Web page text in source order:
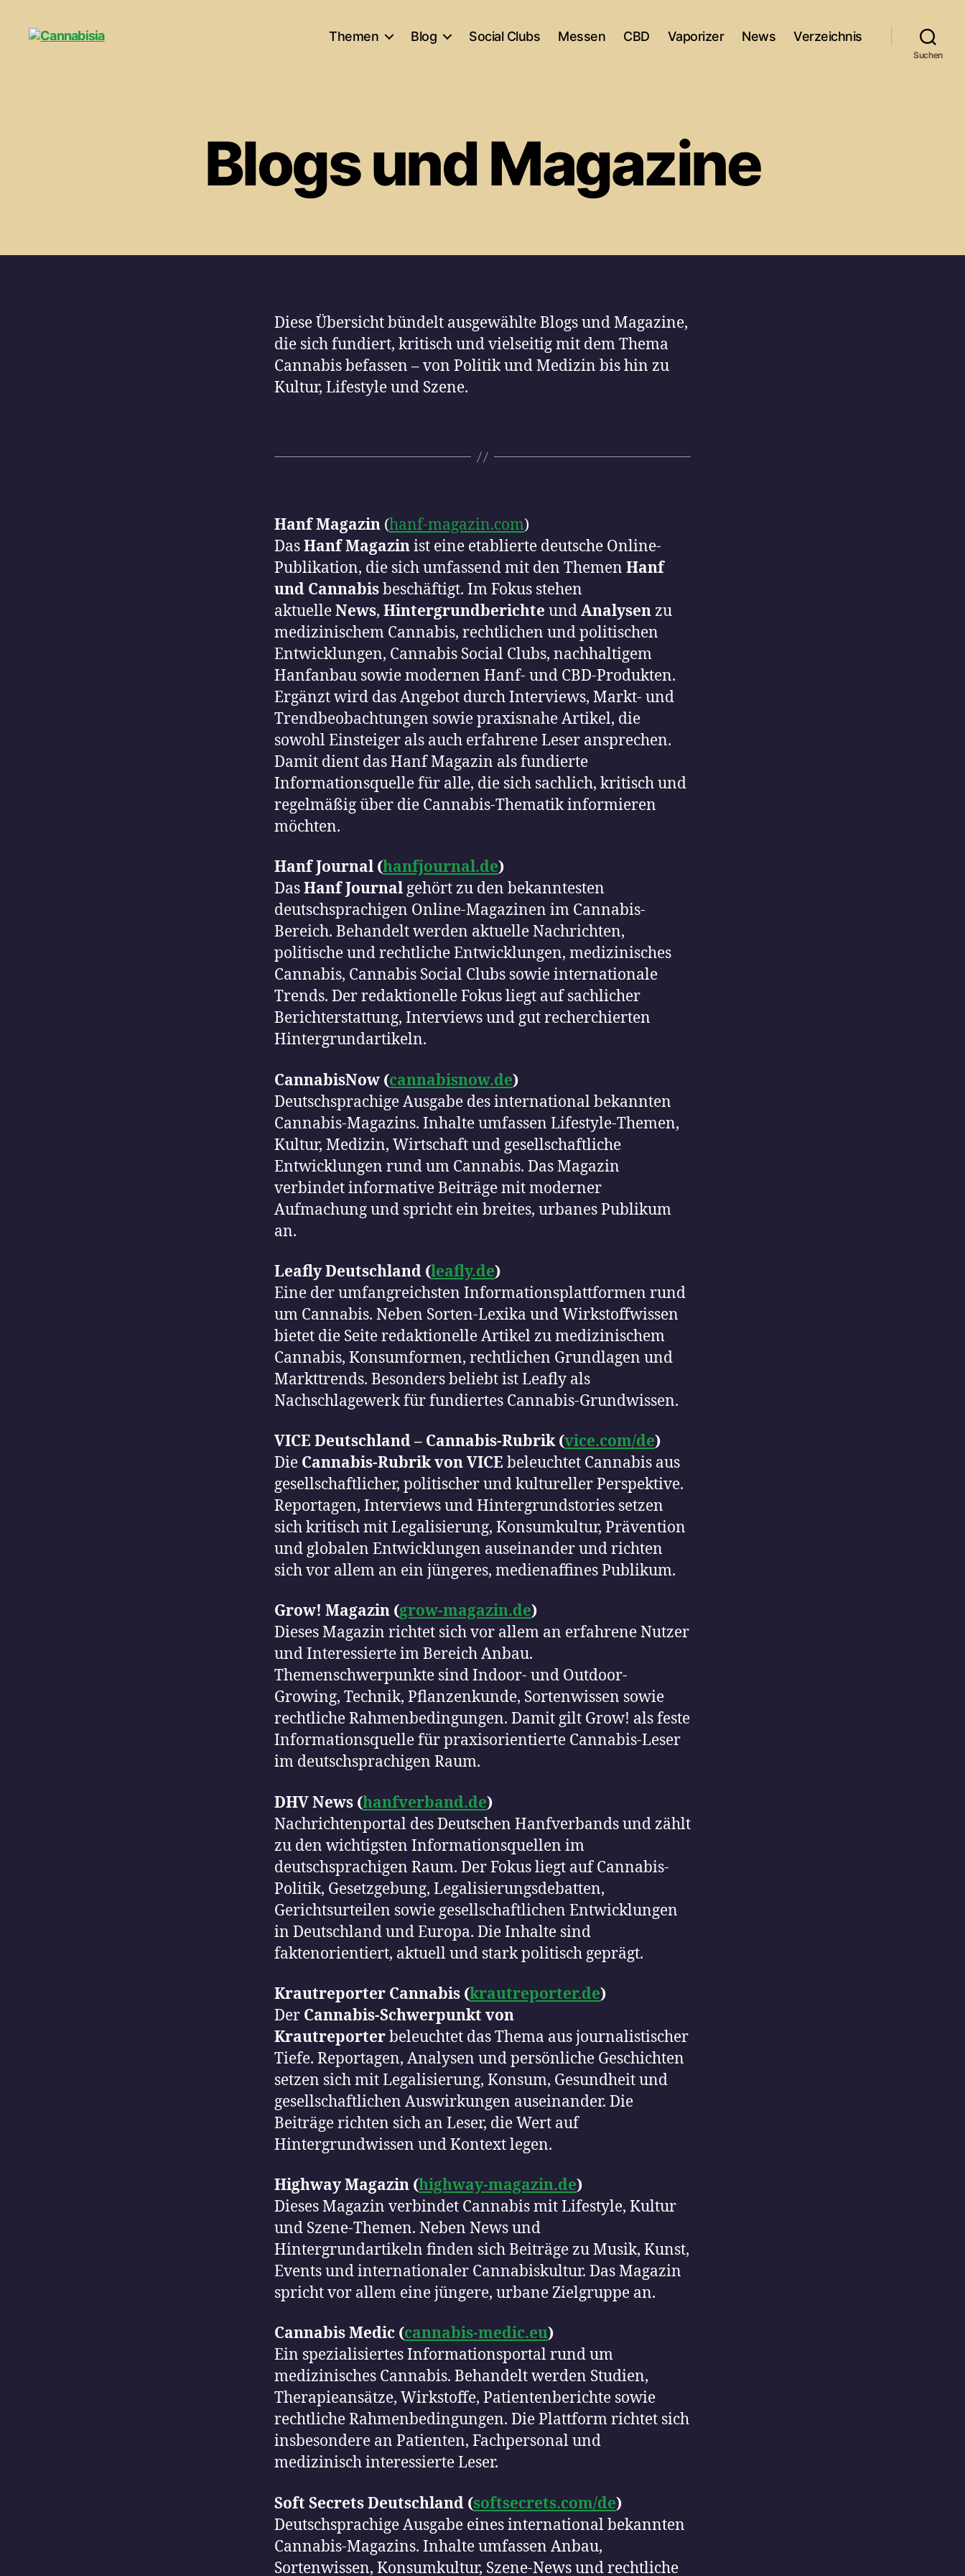
Themen Blog Social Clubs Messen CBD Vaporizer News Verzeichnis
Suchen
Blogs und Magazine
Diese Übersicht bündelt ausgewählte Blogs und Magazine,
die sich fundiert, kritisch und vielseitig mit dem Thema
Cannabis befassen – von Politik und Medizin bis hin zu
Kultur, Lifestyle und Szene.
Hanf Magazin (hanf-magazin.com)
DasHanf Magazinist eine etablierte deutsche Online-
Publikation, die sich umfassend mit den Themen Hanf
und Cannabisbeschäftigt. Im Fokus stehen
aktuelleNews, Hintergrundberichte undAnalysenzu
medizinischem Cannabis, rechtlichen und politischen
Entwicklungen, Cannabis Social Clubs, nachhaltigem
Hanfanbau sowie modernen Hanf- und CBD-Produkten.
Ergänzt wird das Angebot durch Interviews, Markt- und
Trendbeobachtungen sowie praxisnahe Artikel, die
sowohl Einsteiger als auch erfahrene Leser ansprechen.
Damit dient das Hanf Magazin als fundierte
Informationsquelle für alle, die sich sachlich, kritisch und
regelmäßig über die Cannabis-Thematik informieren
möchten.
Hanf Journal (hanfjournal.de)
DasHanf Journal gehört zu den bekanntesten
deutschsprachigen Online-Magazinen im Cannabis-
Bereich. Behandelt werden aktuelle Nachrichten,
politische und rechtliche Entwicklungen, medizinisches
Cannabis, Cannabis Social Clubs sowie internationale
Trends. Der redaktionelle Fokus liegt auf sachlicher
Berichterstattung, Interviews und gut recherchierten
Hintergrundartikeln.
CannabisNow (cannabisnow.de)
Deutschsprachige Ausgabe des international bekannten
Cannabis-Magazins. Inhalte umfassen Lifestyle-Themen,
Kultur, Medizin, Wirtschaft und gesellschaftliche
Entwicklungen rund um Cannabis. Das Magazin
verbindet informative Beiträge mit moderner
Aufmachung und spricht ein breites, urbanes Publikum
an.
Leafly Deutschland (leafly.de)
Eine der umfangreichsten Informationsplattformen rund
um Cannabis. Neben Sorten-Lexika und Wirkstoffwissen
bietet die Seite redaktionelle Artikel zu medizinischem
Cannabis, Konsumformen, rechtlichen Grundlagen und
Markttrends. Besonders beliebt ist Leafly als
Nachschlagewerk für fundiertes Cannabis-Grundwissen.
VICE Deutschland – Cannabis-Rubrik (vice.com/de)
Die Cannabis-Rubrik von VICE beleuchtet Cannabis aus
gesellschaftlicher, politischer und kultureller Perspektive.
Reportagen, Interviews und Hintergrundstories setzen
sich kritisch mit Legalisierung, Konsumkultur, Prävention
und globalen Entwicklungen auseinander und richten
sich vor allem an ein jüngeres, medienaffines Publikum.
Grow! Magazin (grow-magazin.de)
Dieses Magazin richtet sich vor allem an erfahrene Nutzer
und Interessierte im Bereich Anbau.
Themenschwerpunkte sind Indoor- und Outdoor-
Growing, Technik, Pflanzenkunde, Sortenwissen sowie
rechtliche Rahmenbedingungen. Damit gilt Grow! als feste
Informationsquelle für praxisorientierte Cannabis-Leser
im deutschsprachigen Raum.
DHV News (hanfverband.de)
Nachrichtenportal des Deutschen Hanfverbands und zählt
zu den wichtigsten Informationsquellen im
deutschsprachigen Raum. Der Fokus liegt auf Cannabis-
Politik, Gesetzgebung, Legalisierungsdebatten,
Gerichtsurteilen sowie gesellschaftlichen Entwicklungen
in Deutschland und Europa. Die Inhalte sind
faktenorientiert, aktuell und stark politisch geprägt.
Krautreporter Cannabis (krautreporter.de)
Der Cannabis-Schwerpunkt von
Krautreporterbeleuchtet das Thema aus journalistischer
Tiefe. Reportagen, Analysen und persönliche Geschichten
setzen sich mit Legalisierung, Konsum, Gesundheit und
gesellschaftlichen Auswirkungen auseinander. Die
Beiträge richten sich an Leser, die Wert auf
Hintergrundwissen und Kontext legen.
Highway Magazin (highway-magazin.de)
Dieses Magazin verbindet Cannabis mit Lifestyle, Kultur
und Szene-Themen. Neben News und
Hintergrundartikeln finden sich Beiträge zu Musik, Kunst,
Events und internationaler Cannabiskultur. Das Magazin
spricht vor allem eine jüngere, urbane Zielgruppe an.
Cannabis Medic (cannabis-medic.eu)
Ein spezialisiertes Informationsportal rund um
medizinisches Cannabis. Behandelt werden Studien,
Therapieansätze, Wirkstoffe, Patientenberichte sowie
rechtliche Rahmenbedingungen. Die Plattform richtet sich
insbesondere an Patienten, Fachpersonal und
medizinisch interessierte Leser.
Soft Secrets Deutschland (softsecrets.com/de)
Deutschsprachige Ausgabe eines international bekannten
Cannabis-Magazins. Inhalte umfassen Anbau,
Sortenwissen, Konsumkultur, Szene-News und rechtliche